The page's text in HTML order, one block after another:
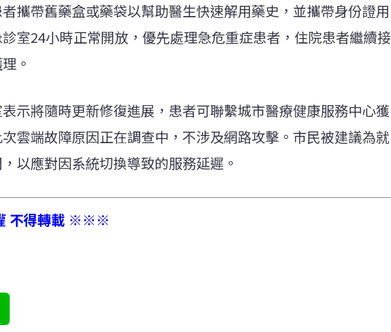
攜帶舊藥盒或藥袋以幫助醫生快速解用藥史，並攜帶身份證用
室24小時正常開放，優先處理急危重症患者，住院患者繼續接
。
示將隨時更新修復進展，患者可聯繫城市醫療健康服務中心獲
雲端故障原因正在調查中，不涉及網路攻擊。市民被建議為就
以應對因系統切換導致的服務延遲。
不得轉載 ※※※